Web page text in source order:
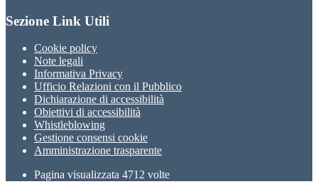
Sezione Link Utili
Cookie policy
Note legali
Informativa Privacy
Ufficio Relazioni con il Pubblico
Dichiarazione di accessibilità
Obiettivi di accessibilità
Whistleblowing
Gestione consensi cookie
Amministrazione trasparente
Pagina visualizzata 4712 volte